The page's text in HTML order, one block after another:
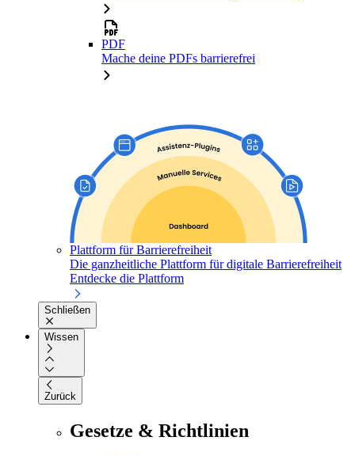
PDF
Mache deine PDFs barrierefrei
Plattform für Barrierefreiheit
Die ganzheitliche Plattform für digitale Barrierefreiheit
Entdecke die Plattform
Schließen
Wissen
Zurück
Gesetze & Richtlinien